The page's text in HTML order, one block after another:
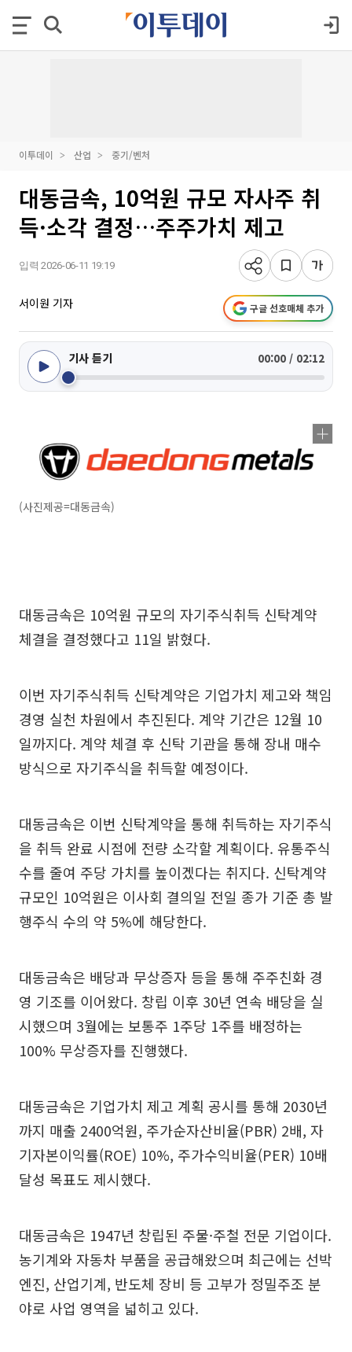
이투데이 산업 중기/벤처
대동금속, 10억원 규모 자사주 취
득·소각 결정…주주가치 제고
입력 2026-06-11 19:19
서이원 기자 구글 선호매체 추가
기사 듣기 00:00 / 02:12
(사진제공=대동금속)
대동금속은 10억원 규모의 자기주식취득 신탁계약
체결을 결정했다고 11일 밝혔다.
이번 자기주식취득 신탁계약은 기업가치 제고와 책임
경영 실천 차원에서 추진된다. 계약 기간은 12월 10
일까지다. 계약 체결 후 신탁 기관을 통해 장내 매수
방식으로 자기주식을 취득할 예정이다.
대동금속은 이번 신탁계약을 통해 취득하는 자기주식
을 취득 완료 시점에 전량 소각할 계획이다. 유통주식
수를 줄여 주당 가치를 높이겠다는 취지다. 신탁계약
규모인 10억원은 이사회 결의일 전일 종가 기준 총 발
행주식 수의 약 5%에 해당한다.
대동금속은 배당과 무상증자 등을 통해 주주친화 경
영 기조를 이어왔다. 창립 이후 30년 연속 배당을 실
시했으며 3월에는 보통주 1주당 1주를 배정하는
100% 무상증자를 진행했다.
대동금속은 기업가치 제고 계획 공시를 통해 2030년
까지 매출 2400억원, 주가순자산비율(PBR) 2배, 자
기자본이익률(ROE) 10%, 주가수익비율(PER) 10배
달성 목표도 제시했다.
대동금속은 1947년 창립된 주물·주철 전문 기업이다.
농기계와 자동차 부품을 공급해왔으며 최근에는 선박
엔진, 산업기계, 반도체 장비 등 고부가 정밀주조 분
야로 사업 영역을 넓히고 있다.